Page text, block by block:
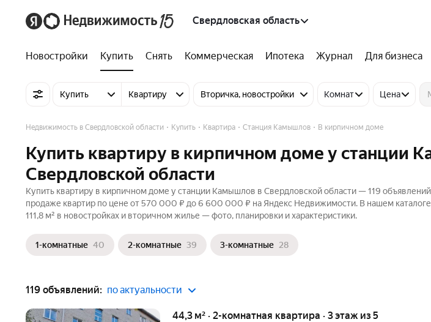
Свердловская область
Новостройки Купить Снять Коммерческая Ипотека Журнал Для бизнеса
Купить Квартиру Вторичка, новостройки Комнат Цена
Недвижимость в Свердловской области Купить Квартира Станция Камышлов В кирпичном доме
Купить квартиру в кирпичном доме у станции
Свердловской области
Купить квартиру в кирпичном доме у станции Камышлов в Свердловской области — 119 объявлений
продаже квартир по цене от 570 000 ₽ до 6 600 000 ₽ на Яндекс Недвижимости. В нашем
111,8 м² в новостройках и вторичном жилье — фото, планировки и характеристики.
1-комнатные 40 2-комнатные 39 3-комнатные 28
119 объявлений: по актуальности
44,3 м² · 2-комнатная квартира · 3 этаж из 5